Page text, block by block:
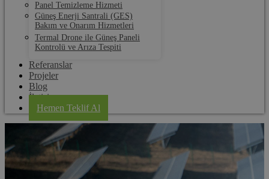
Panel Temizleme Hizmeti
Güneş Enerji Santrali (GES)
Bakım ve Onarım Hizmetleri
Termal Drone ile Güneş Paneli
Kontrolü ve Arıza Tespiti
Referanslar
Projeler
Blog
İletişim
Hemen Teklif Al